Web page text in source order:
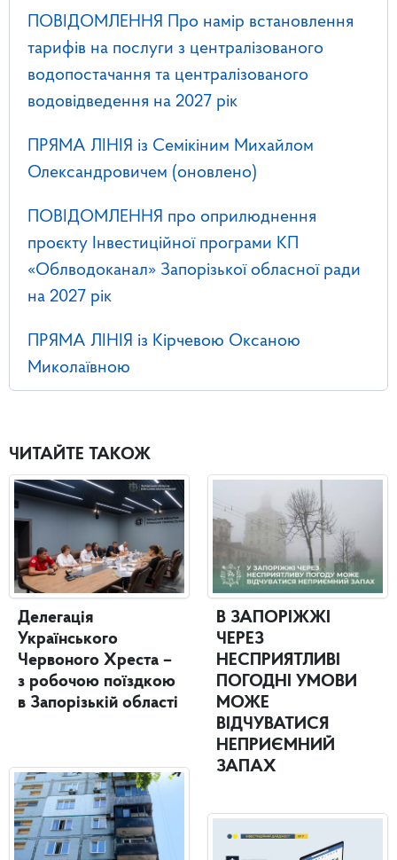
ПОВІДОМЛЕННЯ Про намір встановлення
тарифів на послуги з централізованого
водопостачання та централізованого
водовідведення на 2027 рік
ПРЯМА ЛІНІЯ із Семікіним Михайлом
Олександровичем (оновлено)
ПОВІДОМЛЕННЯ про оприлюднення
проєкту Інвестиційної програми КП
«Облводоканал» Запорізької обласної ради
на 2027 рік
ПРЯМА ЛІНІЯ із Кірчевою Оксаною
Миколаївною
ЧИТАЙТЕ ТАКОЖ
Делегація
Українського
Червоного Хреста –
з робочою поїздкою
в Запорізькій області
В ЗАПОРІЖЖІ
ЧЕРЕЗ
НЕСПРИЯТЛИВІ
ПОГОДНІ УМОВИ
МОЖЕ
ВІДЧУВАТИСЯ
НЕПРИЄМНИЙ
ЗАПАХ